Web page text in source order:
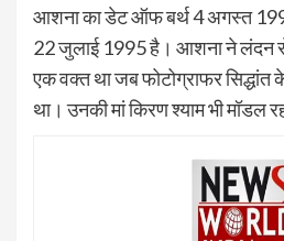
आशना का डेट ऑफ बर्थ 4 अगस्त
22 जुलाई 1995 है। आशना ने लंदन
एक वक्त था जब फोटोग्राफर
था। उनकी मां किरण श्याम भी मॉडल